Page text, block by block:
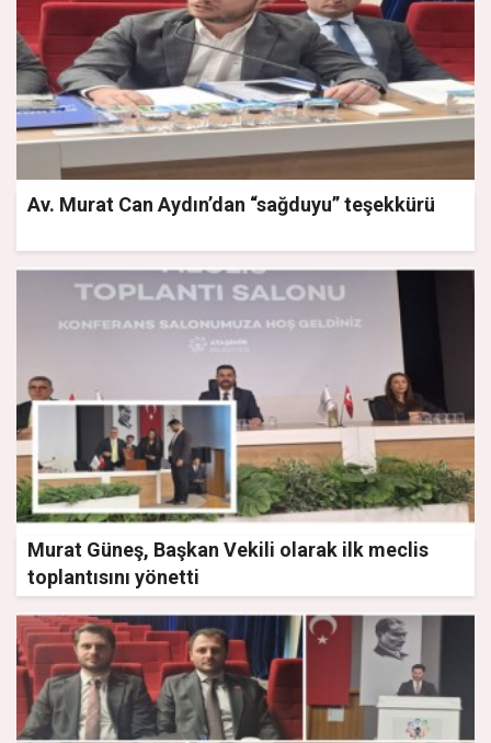
Av. Murat Can Aydın’dan “sağduyu” teşekkürü
Murat Güneş, Başkan Vekili olarak ilk meclis
toplantısını yönetti